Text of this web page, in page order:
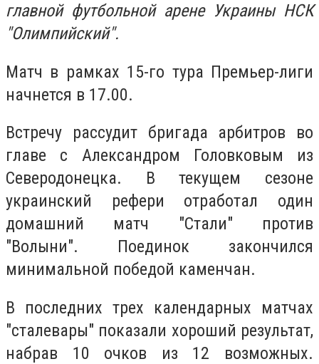
главной футбольной арене Украины НСК
"Олимпийский".
Матч в рамках 15-го тура Премьер-лиги
начнется в 17.00.
Встречу рассудит бригада арбитров во
главе с Александром Головковым из
Северодонецка. В текущем сезоне
украинский рефери отработал один
домашний матч "Стали" против
"Волыни". Поединок закончился
минимальной победой каменчан.
В последних трех календарных матчах
"сталевары" показали хороший результат,
набрав 10 очков из 12 возможных.